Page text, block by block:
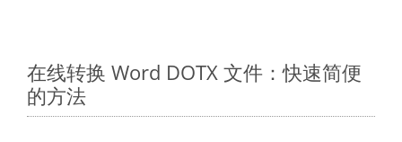
在线转换 Word DOTX 文件：快速简便
的方法